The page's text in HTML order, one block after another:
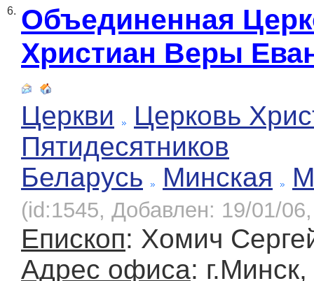
6. Объединенная
Христиан Веры
Церкви
Церковь
Пятидесятников
Беларусь
Минская
(id:1545, Добавлен: 19/01/
Епископ: Хомич
Адрес офиса: